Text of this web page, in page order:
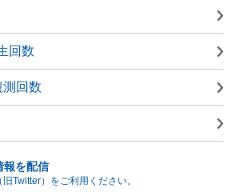
回数
回数
報を配信
Twitter）をご利用ください。